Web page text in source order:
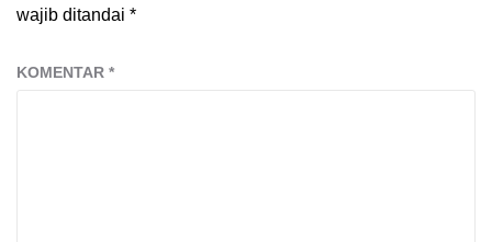
wajib ditandai *
KOMENTAR *